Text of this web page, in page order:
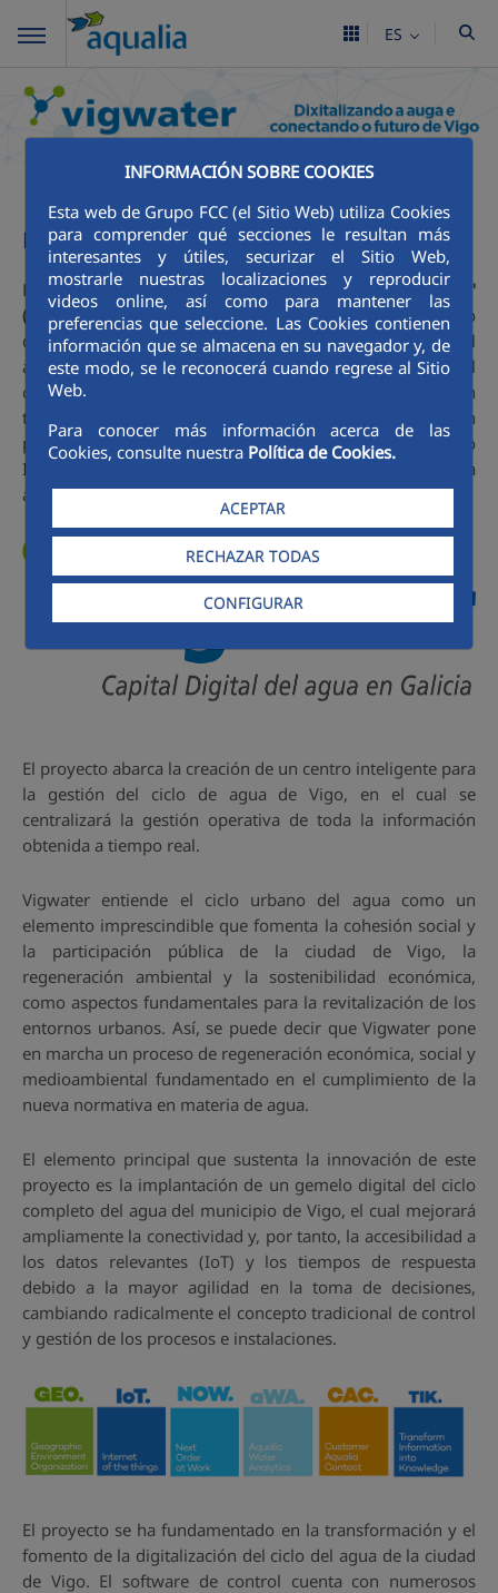
INFORMACIÓN SOBRE COOKIES
Esta web de Grupo FCC (el Sitio Web) utiliza Cookies
para comprender qué secciones le resultan más
interesantes y útiles, securizar el Sitio Web,
mostrarle nuestras localizaciones y reproducir
videos online, así como para mantener las
preferencias que seleccione. Las Cookies contienen
información que se almacena en su navegador y, de
este modo, se le reconocerá cuando regrese al Sitio
Web.
Para conocer más información acerca de las
Cookies, consulte nuestra Política de Cookies.
ACEPTAR
RECHAZAR TODAS
CONFIGURAR
ES
Descripción del proyecto
El Proyecto PERTE"Capital Digital del agua en Galicia"
(Vigwater) , se centra en la digitalización completa del ciclo
del agua de la ciudad de Vigo mediante la evolución del
actual sistema de gestión al concepto de Industria 4.0, el
cual integrará monitorización, vigilancia y telecontrol en
tiempo real, con la capacidad de organizar la información
procedente de la digitalización y presentarla aplicando
Inteligencia Artificial (IA) y Machine Learning (ML) para
ayudar a la toma de decisiones.
El proyecto abarca la creación de un centro inteligente para
la gestión del ciclo de agua de Vigo, en el cual se
centralizará la gestión operativa de toda la información
obtenida a tiempo real.
Vigwater entiende el ciclo urbano del agua como un
elemento imprescindible que fomenta la cohesión social y
la participación pública de la ciudad de Vigo, la
regeneración ambiental y la sostenibilidad económica,
como aspectos fundamentales para la revitalización de los
entornos urbanos. Así, se puede decir que Vigwater pone
en marcha un proceso de regeneración económica, social y
medioambiental fundamentado en el cumplimiento de la
nueva normativa en materia de agua.
El elemento principal que sustenta la innovación de este
proyecto es la implantación de un gemelo digital del ciclo
completo del agua del municipio de Vigo, el cual mejorará
ampliamente la conectividad y, por tanto, la accesibilidad a
los datos relevantes (IoT) y los tiempos de respuesta
debido a la mayor agilidad en la toma de decisiones,
cambiando radicalmente el concepto tradicional de control
y gestión de los procesos e instalaciones.
El proyecto se ha fundamentado en la transformación y el
fomento de la digitalización del ciclo del agua de la ciudad
de Vigo. El software de control cuenta con numerosos